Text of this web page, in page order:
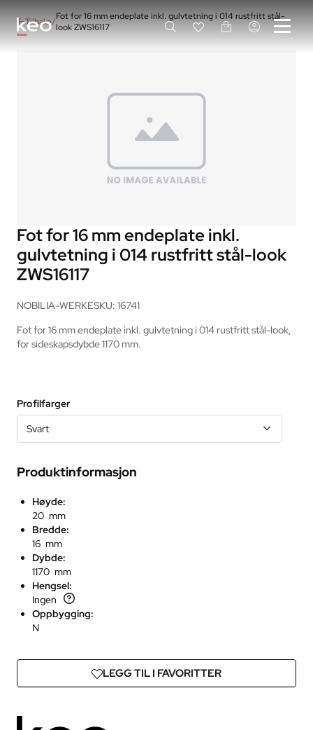
Tilbake Fot for 16 mm endeplate inkl. gulvtetning i 014 rustfritt stål-
look ZWS16117
Fot for 16 mm endeplate inkl.
gulvtetning i 014 rustfritt stål-look
ZWS16117
NOBILIA-WERKESKU: 16741
Fot for 16 mm endeplate inkl. gulvtetning i 014 rustfritt stål-look,
for sideskapsdybde 1170 mm.
Profilfarger
Svart
Produktinformasjon
Høyde:
20 mm
Bredde:
16 mm
Dybde:
1170 mm
Hengsel:
Ingen
Oppbygging:
N
LEGG TIL I FAVORITTER